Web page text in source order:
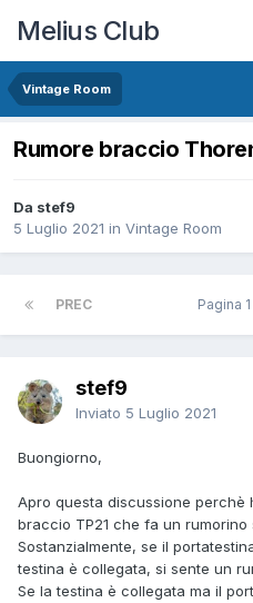
Melius Club
Vintage Room
Rumore braccio
Da stef9
5 Luglio 2021 in Vintage Room
PREC Pagina
stef9
Inviato 5 Luglio 2021
Buongiorno,
Apro questa discussione perchè
braccio TP21 che fa un rumorino
Sostanzialmente, se il
testina è collegata, si sente un
Se la testina è collegata ma il